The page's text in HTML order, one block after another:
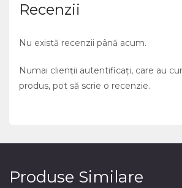
Recenzii
Nu există recenzii până acum.
Numai clienții autentificați, care au
produs, pot să scrie o recenzie.
Produse Similare